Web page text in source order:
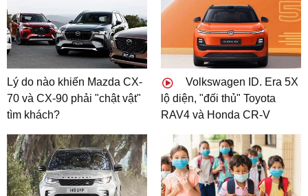
Lý do nào khiến Mazda CX-
70 và CX-90 phải "chật vật"
tìm khách?
Volkswagen ID. Era 5X
lộ diện, "đối thủ" Toyota
RAV4 và Honda CR-V